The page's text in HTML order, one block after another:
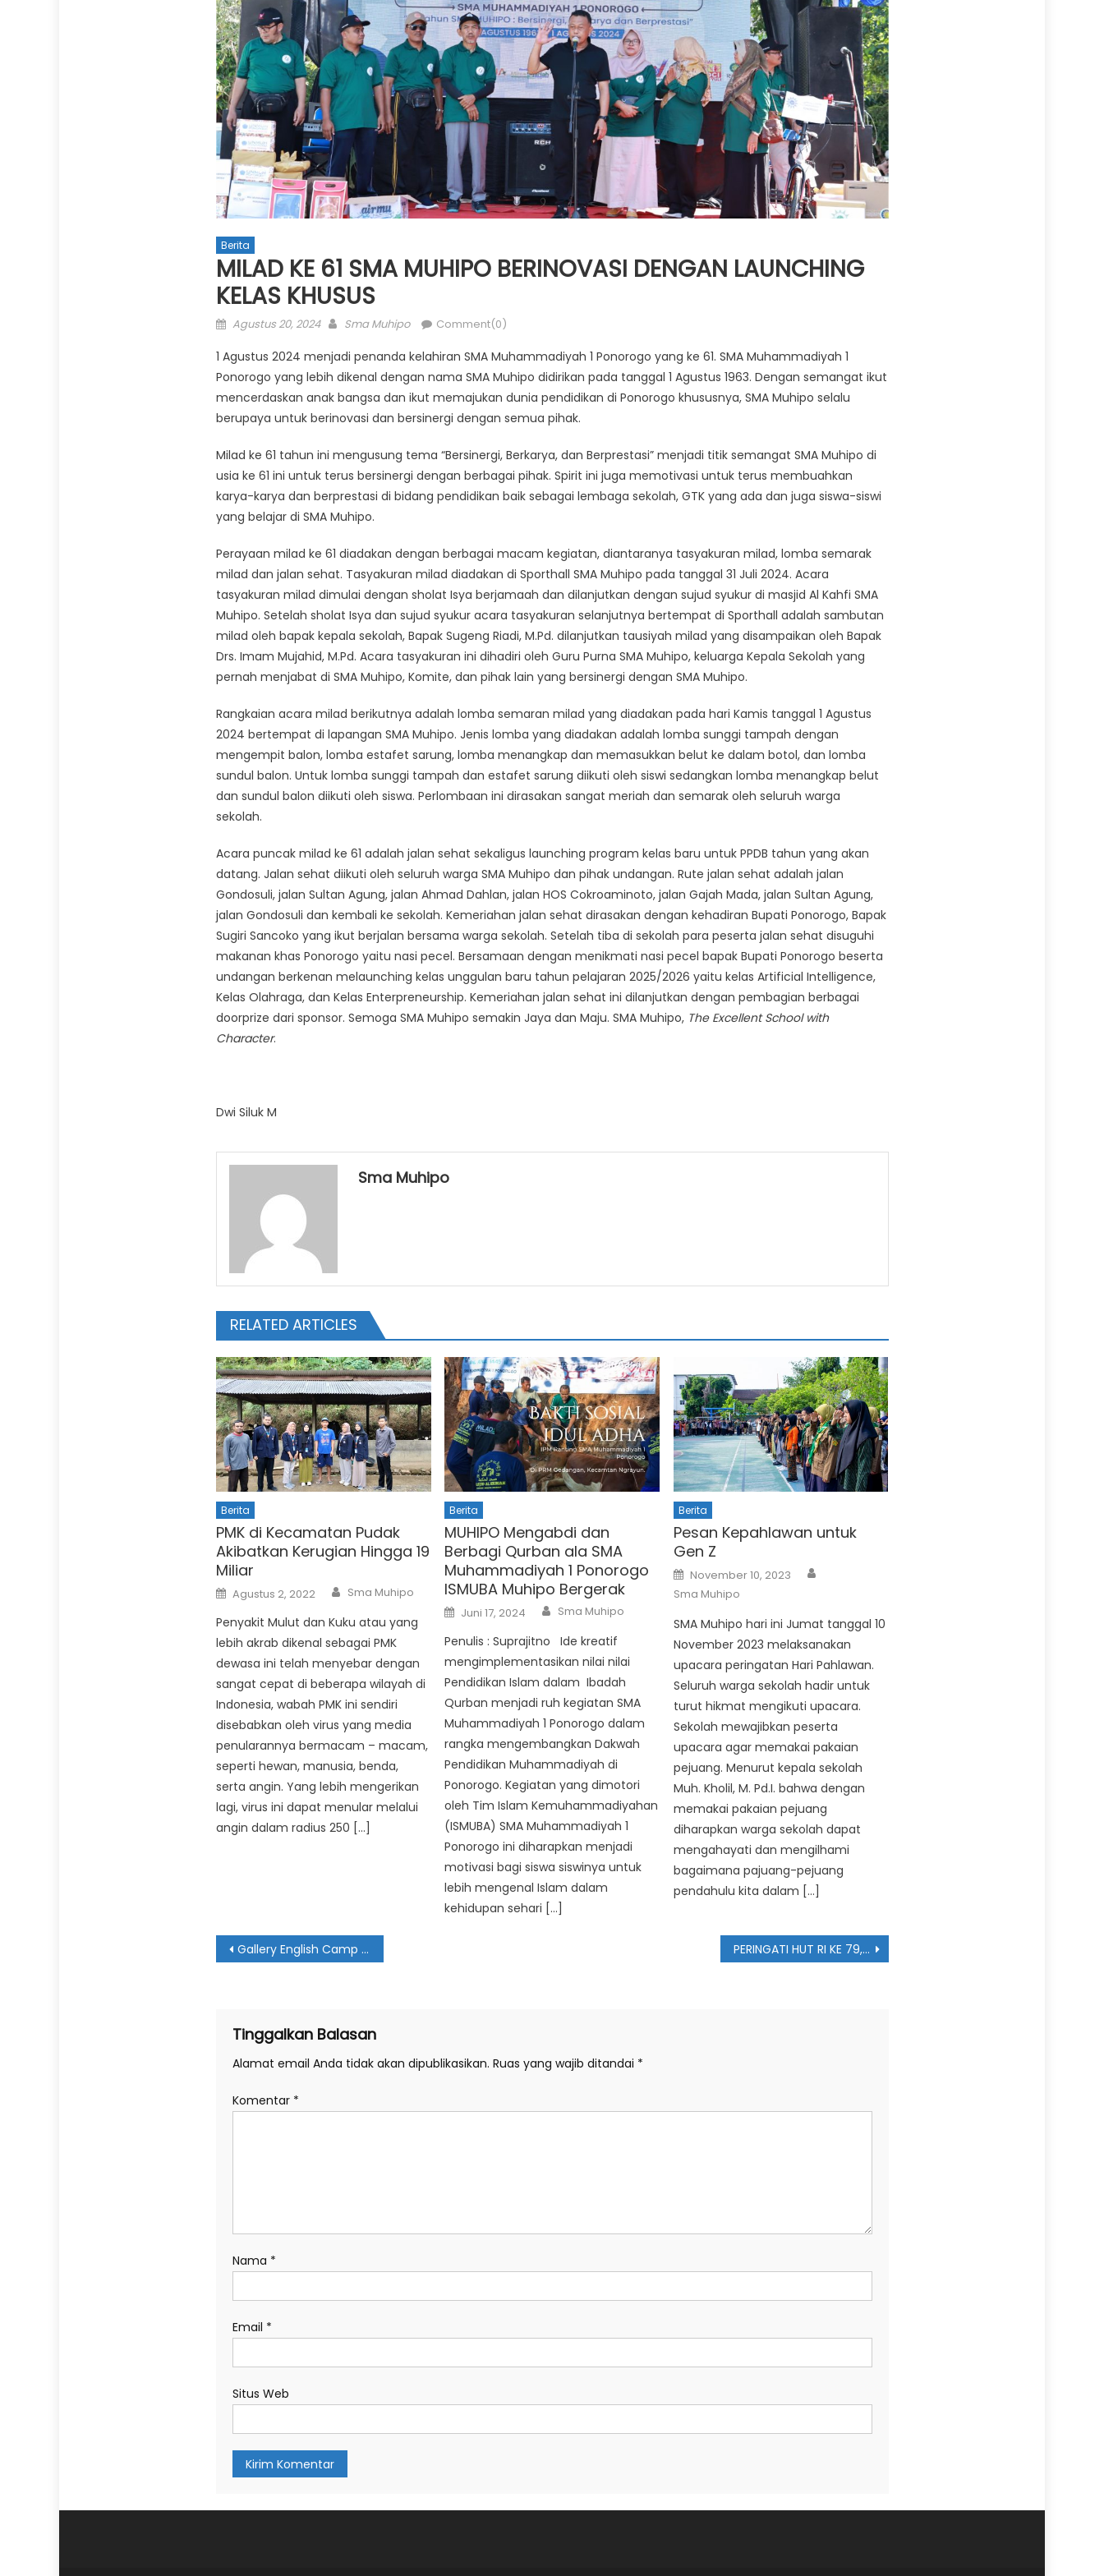
Berita
MILAD KE 61 SMA MUHIPO BERINOVASI DENGAN LAUNCHING
KELAS KHUSUS
Posted
Agustus 20, 2024 Author
Sma Muhipo Comment(0)
1 Agustus 2024 menjadi penanda kelahiran SMA Muhammadiyah 1 Ponorogo yang ke 61. SMA Muhammadiyah 1
Ponorogo yang lebih dikenal dengan nama SMA Muhipo didirikan pada tanggal 1 Agustus 1963. Dengan semangat ikut
mencerdaskan anak bangsa dan ikut memajukan dunia pendidikan di Ponorogo khususnya, SMA Muhipo selalu
berupaya untuk berinovasi dan bersinergi dengan semua pihak.
Milad ke 61 tahun ini mengusung tema “Bersinergi, Berkarya, dan Berprestasi” menjadi titik semangat SMA Muhipo di
usia ke 61 ini untuk terus bersinergi dengan berbagai pihak. Spirit ini juga memotivasi untuk terus membuahkan
karya-karya dan berprestasi di bidang pendidikan baik sebagai lembaga sekolah, GTK yang ada dan juga siswa-siswi
yang belajar di SMA Muhipo.
Perayaan milad ke 61 diadakan dengan berbagai macam kegiatan, diantaranya tasyakuran milad, lomba semarak
milad dan jalan sehat. Tasyakuran milad diadakan di Sporthall SMA Muhipo pada tanggal 31 Juli 2024. Acara
tasyakuran milad dimulai dengan sholat Isya berjamaah dan dilanjutkan dengan sujud syukur di masjid Al Kahfi SMA
Muhipo. Setelah sholat Isya dan sujud syukur acara tasyakuran selanjutnya bertempat di Sporthall adalah sambutan
milad oleh bapak kepala sekolah, Bapak Sugeng Riadi, M.Pd. dilanjutkan tausiyah milad yang disampaikan oleh Bapak
Drs. Imam Mujahid, M.Pd. Acara tasyakuran ini dihadiri oleh Guru Purna SMA Muhipo, keluarga Kepala Sekolah yang
pernah menjabat di SMA Muhipo, Komite, dan pihak lain yang bersinergi dengan SMA Muhipo.
Rangkaian acara milad berikutnya adalah lomba semaran milad yang diadakan pada hari Kamis tanggal 1 Agustus
2024 bertempat di lapangan SMA Muhipo. Jenis lomba yang diadakan adalah lomba sunggi tampah dengan
mengempit balon, lomba estafet sarung, lomba menangkap dan memasukkan belut ke dalam botol, dan lomba
sundul balon. Untuk lomba sunggi tampah dan estafet sarung diikuti oleh siswi sedangkan lomba menangkap belut
dan sundul balon diikuti oleh siswa. Perlombaan ini dirasakan sangat meriah dan semarak oleh seluruh warga
sekolah.
Acara puncak milad ke 61 adalah jalan sehat sekaligus launching program kelas baru untuk PPDB tahun yang akan
datang. Jalan sehat diikuti oleh seluruh warga SMA Muhipo dan pihak undangan. Rute jalan sehat adalah jalan
Gondosuli, jalan Sultan Agung, jalan Ahmad Dahlan, jalan HOS Cokroaminoto, jalan Gajah Mada, jalan Sultan Agung,
jalan Gondosuli dan kembali ke sekolah. Kemeriahan jalan sehat dirasakan dengan kehadiran Bupati Ponorogo, Bapak
Sugiri Sancoko yang ikut berjalan bersama warga sekolah. Setelah tiba di sekolah para peserta jalan sehat disuguhi
makanan khas Ponorogo yaitu nasi pecel. Bersamaan dengan menikmati nasi pecel bapak Bupati Ponorogo beserta
undangan berkenan melaunching kelas unggulan baru tahun pelajaran 2025/2026 yaitu kelas Artificial Intelligence,
Kelas Olahraga, dan Kelas Enterpreneurship. Kemeriahan jalan sehat ini dilanjutkan dengan pembagian berbagai
doorprize dari sponsor. Semoga SMA Muhipo semakin Jaya dan Maju. SMA Muhipo, The Excellent School with
Character.
Dwi Siluk M
Sma Muhipo
RELATED ARTICLES
Berita
PMK di Kecamatan Pudak
Akibatkan Kerugian Hingga 19
Miliar
Posted
on
Agustus 2, 2022 Author
Sma Muhipo
Penyakit Mulut dan Kuku atau yang
lebih akrab dikenal sebagai PMK
dewasa ini telah menyebar dengan
sangat cepat di beberapa wilayah di
Indonesia, wabah PMK ini sendiri
disebabkan oleh virus yang media
penularannya bermacam – macam,
seperti hewan, manusia, benda,
serta angin. Yang lebih mengerikan
lagi, virus ini dapat menular melalui
angin dalam radius 250 […]
Berita
MUHIPO Mengabdi dan
Berbagi Qurban ala SMA
Muhammadiyah 1 Ponorogo
ISMUBA Muhipo Bergerak
Posted
on
Juni 17, 2024 Author
Sma Muhipo
Penulis : Suprajitno Ide kreatif
mengimplementasikan nilai nilai
Pendidikan Islam dalam Ibadah
Qurban menjadi ruh kegiatan SMA
Muhammadiyah 1 Ponorogo dalam
rangka mengembangkan Dakwah
Pendidikan Muhammadiyah di
Ponorogo. Kegiatan yang dimotori
oleh Tim Islam Kemuhammadiyahan
(ISMUBA) SMA Muhammadiyah 1
Ponorogo ini diharapkan menjadi
motivasi bagi siswa siswinya untuk
lebih mengenal Islam dalam
kehidupan sehari […]
Berita
Pesan Kepahlawan untuk
Gen Z
Posted
on
November 10, 2023
Sma Muhipo
SMA Muhipo hari ini Jumat tanggal 10
November 2023 melaksanakan
upacara peringatan Hari Pahlawan.
Seluruh warga sekolah hadir untuk
turut hikmat mengikuti upacara.
Sekolah mewajibkan peserta
upacara agar memakai pakaian
pejuang. Menurut kepala sekolah
Muh. Kholil, M. Pd.I. bahwa dengan
memakai pakaian pejuang
diharapkan warga sekolah dapat
mengahayati dan mengilhami
bagaimana pajuang-pejuang
pendahulu kita dalam […]
Navigasi
Gallery English Camp 2024 PERINGATI HUT RI KE 79, SMA MUHAMMADIYAH 1 PONOROGO GELAR UPACARA BERSAMA DENGAN KELURAHAN NOLOGATEN
Tinggalkan Balasan
Alamat email Anda tidak akan dipublikasikan. Ruas yang wajib ditandai *
Komentar *
Nama *
Email *
Situs Web